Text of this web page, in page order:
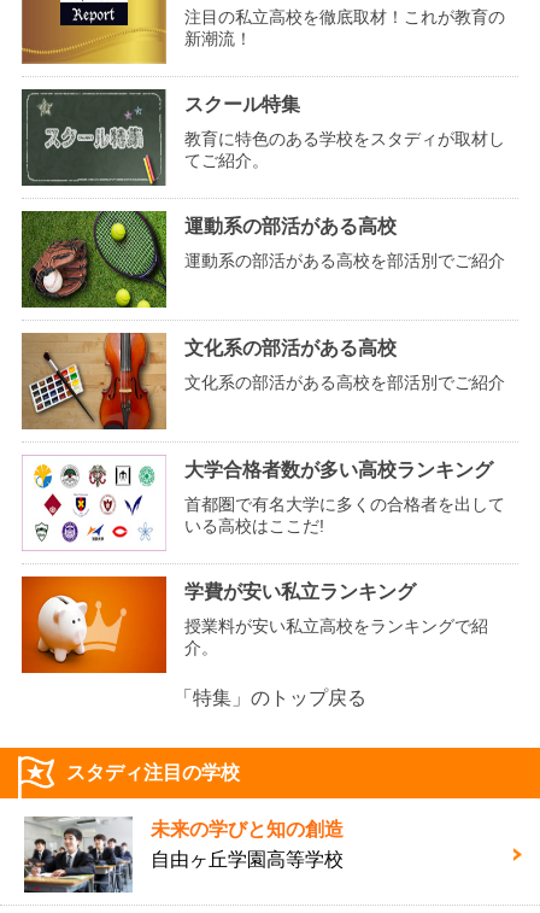
注目の私立高校を徹底取材！これが教育の
新潮流！
スクール特集
教育に特色のある学校をスタディが取材し
てご紹介。
運動系の部活がある高校
運動系の部活がある高校を部活別でご紹介
文化系の部活がある高校
文化系の部活がある高校を部活別でご紹介
大学合格者数が多い高校ランキング
首都圏で有名大学に多くの合格者を出して
いる高校はここだ!
学費が安い私立ランキング
授業料が安い私立高校をランキングで紹
介。
「特集」のトップ戻る
スタディ注目の学校
未来の学びと知の創造
自由ヶ丘学園高等学校